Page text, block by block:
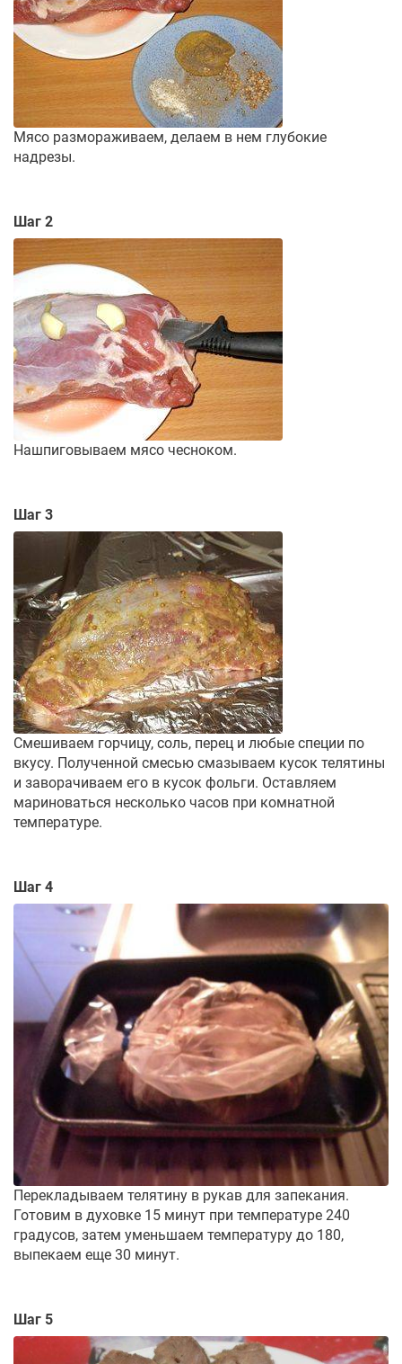
Мясо размораживаем, делаем в нем глубокие
надрезы.
Шаг 2
Нашпиговываем мясо чесноком.
Шаг 3
Смешиваем горчицу, соль, перец и любые специи по
вкусу. Полученной смесью смазываем кусок телятины
и заворачиваем его в кусок фольги. Оставляем
мариноваться несколько часов при комнатной
температуре.
Шаг 4
Перекладываем телятину в рукав для запекания.
Готовим в духовке 15 минут при температуре 240
градусов, затем уменьшаем температуру до 180,
выпекаем еще 30 минут.
Шаг 5